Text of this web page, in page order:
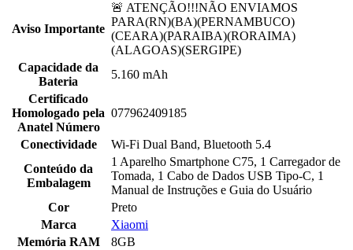
Aviso Importante
🚨 ATENÇÃO!!!NÃO ENVIAMOS
PARA(RN)(BA)(PERNAMBUCO)
(CEARA)(PARAIBA)(RORAIMA)
(ALAGOAS)(SERGIPE)
Capacidade da
Bateria
5.160 mAh
Certificado
Homologado pela
Anatel Número
077962409185
Conectividade
Wi-Fi Dual Band, Bluetooth 5.4
Conteúdo da
Embalagem
1 Aparelho Smartphone C75, 1 Carregador de
Tomada, 1 Cabo de Dados USB Tipo-C, 1
Manual de Instruções e Guia do Usuário
Cor
Preto
Marca
Xiaomi
Memória RAM
8GB